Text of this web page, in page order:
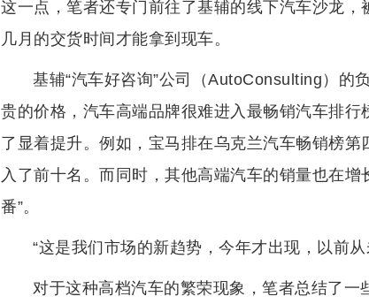
这一点，笔者还专门前往了基辅的线下汽车沙龙
几月的交货时间才能拿到现车。
基辅“汽车好咨询”公司（AutoConsulting）的
贵的价格，汽车高端品牌很难进入最畅销汽车排
了显着提升。例如，宝马排在乌克兰汽车畅销榜
入了前十名。而同时，其他高端汽车的销量也在
番”。
“这是我们市场的新趋势，今年才出现，以前从
对于这种高档汽车的繁荣现象，笔者总结了一